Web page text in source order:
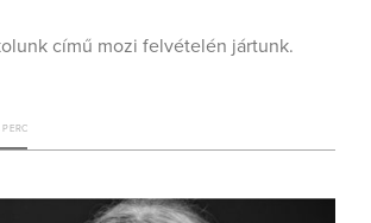
című mozi felvételén jártunk.
PERC